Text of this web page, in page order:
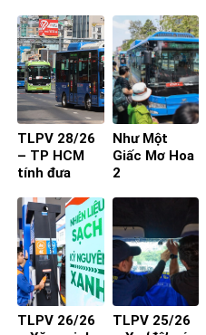
29 chỗ vào
nội đô
TP.HCM
TLPV 28/26
– TP HCM
tính đưa
vào đường
nhỏ, khu dân
cư
Như Một
Giấc Mơ Hoa
2
TLPV 26/26
TLPV 25/26